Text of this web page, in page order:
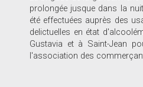
prolongée jusque dans la
été effectuées auprès des
delictuelles en état
Gustavia et à Saint-Jean
l'association des